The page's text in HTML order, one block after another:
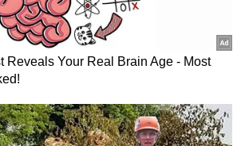
| Suvarna News
ಕ್ಕೆ TAX ಇಳಿಕೆ: ಮೋದಿ-
| India US
Rounds